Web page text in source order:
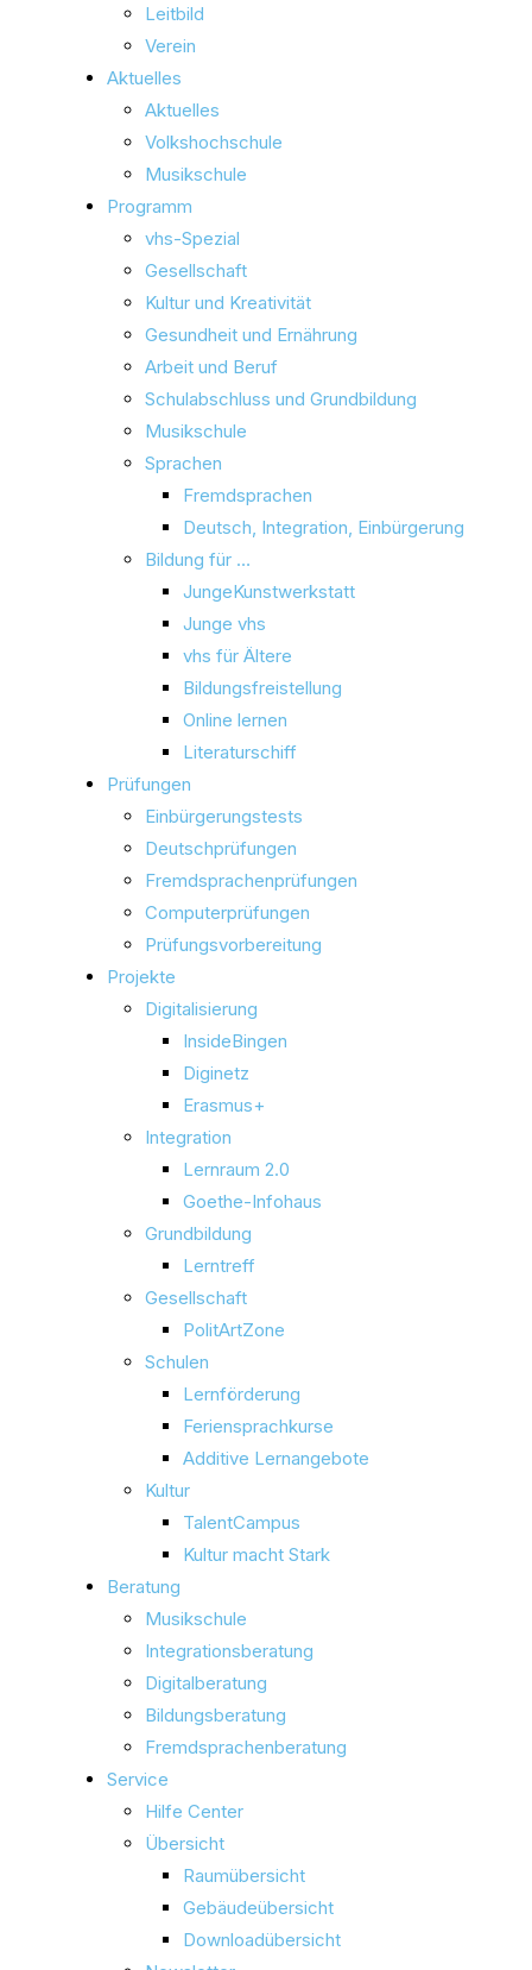
Leitbild
Verein
Aktuelles
Aktuelles
Volkshochschule
Musikschule
Programm
vhs-Spezial
Gesellschaft
Kultur und Kreativität
Gesundheit und Ernährung
Arbeit und Beruf
Schulabschluss und Grundbildung
Musikschule
Sprachen
Fremdsprachen
Deutsch, Integration, Einbürgerung
Bildung für …
JungeKunstwerkstatt
Junge vhs
vhs für Ältere
Bildungsfreistellung
Online lernen
Literaturschiff
Prüfungen
Einbürgerungstests
Deutschprüfungen
Fremdsprachenprüfungen
Computerprüfungen
Prüfungsvorbereitung
Projekte
Digitalisierung
InsideBingen
Diginetz
Erasmus+
Integration
Lernraum 2.0
Goethe-Infohaus
Grundbildung
Lerntreff
Gesellschaft
PolitArtZone
Schulen
Lernförderung
Feriensprachkurse
Additive Lernangebote
Kultur
TalentCampus
Kultur macht Stark
Beratung
Musikschule
Integrationsberatung
Digitalberatung
Bildungsberatung
Fremdsprachenberatung
Service
Hilfe Center
Übersicht
Raumübersicht
Gebäudeübersicht
Downloadübersicht